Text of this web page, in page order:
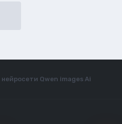
Qwen images Ai